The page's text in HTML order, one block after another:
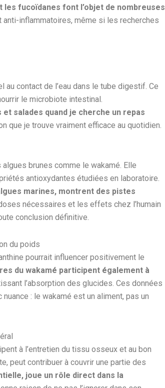
les fucoïdanes font l’objet de nombreuses
inflammatoires, même si les recherches
au contact de l’eau dans le tube digestif. Ce
le microbiote intestinal.
salades quand je cherche un repas
que je trouve vraiment efficace au quotidien.
brunes comme le wakamé. Elle
antioxydantes étudiées en laboratoire.
marines, montrent des pistes
nécessaires et les effets chez l’humain
conclusion définitive.
du poids
pourrait influencer positivement le
du wakamé participent également à
l’absorption des glucides. Ces données
: le wakamé est un aliment, pas un
à l’entretien du tissu osseux et au bon
peut contribuer à couvrir une partie des
joue un rôle direct dans la